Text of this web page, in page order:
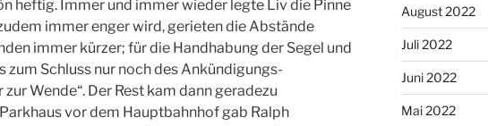
heftig. Immer und immer wieder legte Liv die Pinne
immer enger wird, gerieten die Abstände
immer kürzer; für die Handhabung der Segel und
zum Schluss nur noch des Ankündigungs-
Wende“. Der Rest kam dann geradezu
vor dem Hauptbahnhof gab Ralph
August 2022
Juli 2022
Juni 2022
Mai 2022